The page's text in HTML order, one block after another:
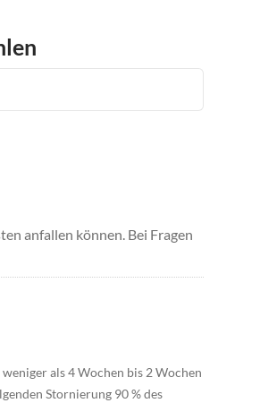
anfallen können. Bei Fragen
als 4 Wochen bis 2 Wochen
Stornierung 90 % des